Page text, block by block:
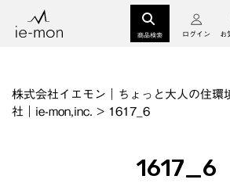
商品検索 ログイン お
株式会社イエモン｜ちょっと大人の住環
社｜ie-mon,inc. > 1617_6
1617_6